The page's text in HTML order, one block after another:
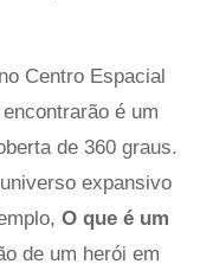
Centro Espacial
é um
de 360 ​​graus.
expansivo
O que é um
de um herói em